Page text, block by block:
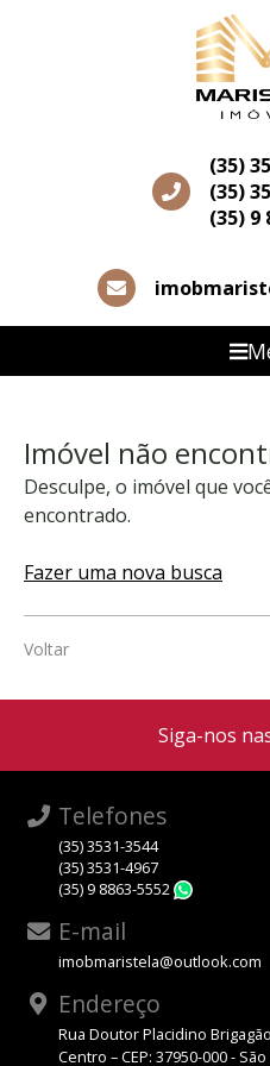
(35)
(35)
(35) 9
Imóvel não
Desculpe, o imóvel que
encontrado.
Fazer uma nova busca
Voltar
Siga-nos
Telefones
(35) 3531-3544
(35) 3531-4967
(35) 9 8863-5552
E-mail
imobmaristela@outlook.com
Endereço
Rua Doutor Placidino
Centro – CEP: 37950-000 -